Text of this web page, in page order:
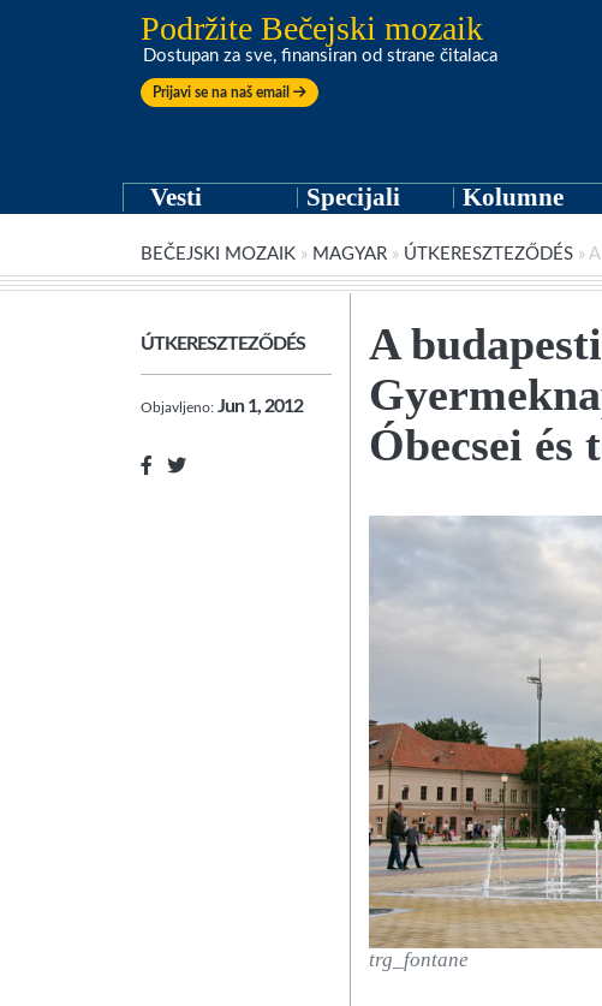
Podržite Bečejski mozaik
Dostupan za sve, finansiran od strane čitalaca
Prijavi se na naš email
Vesti Specijali Kolumne
BEČEJSKI MOZAIK » MAGYAR » ÚTKERESZTEZŐDÉS »
ÚTKERESZTEZŐDÉS
Objavljeno: Jun 1, 2012
A
Óbecsei és
trg_fontane